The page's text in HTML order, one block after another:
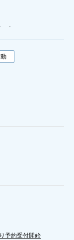
予約受付開始